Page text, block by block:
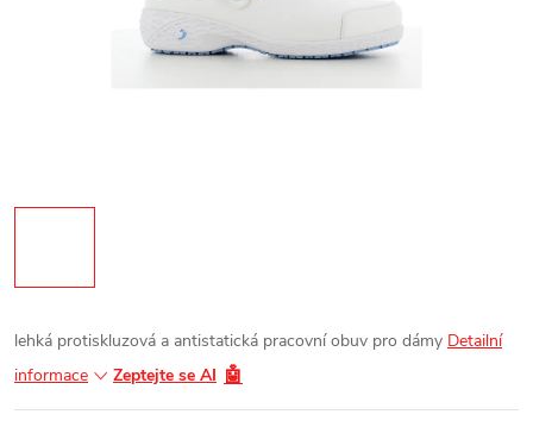
lehká protiskluzová a antistatická pracovní obuv pro dámy Detailní
informace
Zeptejte se AI 🤖